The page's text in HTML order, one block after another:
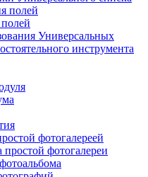
полей
Универсальных
инструмента
фотогалереей
простой фотогалереи